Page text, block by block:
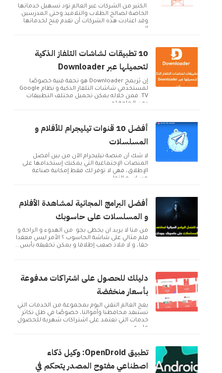
الكثير من الشركات عبر العالم تود تسهيل خدماتها
الخاصة لصالح الطلاب والتلاميذ وحتى المدرسين.
وقد اعتادت هذه الشركات أن تقدم مِنح لخدماتها
ال...
10 تطبيقات لشاشات التلفاز الذكية
لتحميلها عبر Downloader
إن بُريمج Downloader هو تحفة فنية خصوصًا
لمستخدمي شاشات التلفاز الذكية و نظام Google
TV. فمن خلاله يمكن تحميل مختلف التطبيقات
دون الحاجة لم...
أفضل 10 قنوات تيليجرام للأفلام و
المسلسلات
لا شك أن منصة تيليجرام الآن من بين أفضل
المنصات الإجتماعية التي يمكنك إستخدامها على
الإطلاق، فهي لا توفر لك فقط إمكانية صناعة
حساب و التوا...
أفضل البرامج المجانية لمشاهدة الأفلام
و المسلسلات على حاسوبك
من منا لا يريد ان يحظى بجو من الهدوء و الراحة و
فلم مثالي على شاشة الحاسوب ؟ الأمر ليس معقدا
حقا، و لا ملاذ صعب إطلاقا و يمكن تحقيقه بأبس...
دليلك للحصول على اشتراكات مدفوعة
بأسعار منخفضة
يعج العالم التقني اليوم بمجموعة من الخدمات التي
تستنفذ محافظنا وأموالنا، خصوصًا في ظل تكاثر
خدمات التي تعتمد على اشتراكات شهرية للحصول
على م...
تطبيق OpenDroid: وكيل ذكاء
اصطناعي مفتوح المصدر يتحكم في